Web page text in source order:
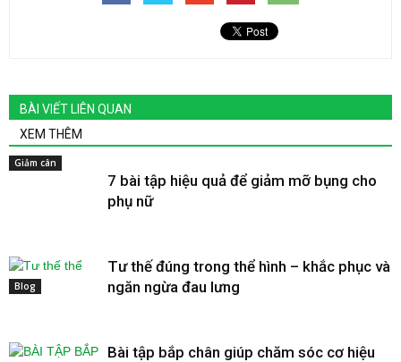
BÀI VIẾT LIÊN QUAN
XEM THÊM
Giảm cân
7 bài tập hiệu quả để giảm mỡ bụng cho
phụ nữ
Blog
Tư thế đúng trong thể hình – khắc phục và
ngăn ngừa đau lưng
Bài tập bắp chân giúp chăm sóc cơ hiệu